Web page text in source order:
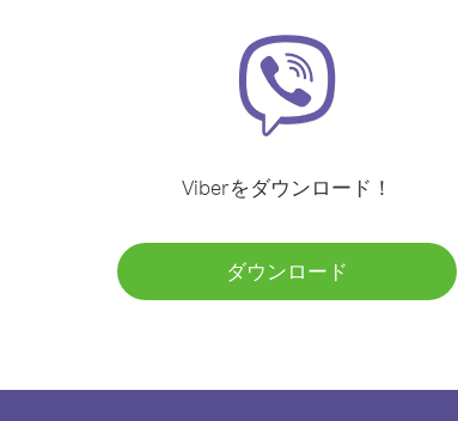
Viberをダウンロード！
ダウンロード